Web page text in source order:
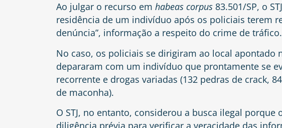
Ao julgar o recurso em habeas corpus 83.501/SP, o
residência de um indivíduo após os policiais terem
denúncia”, informação a respeito do crime de tráfico.
No caso, os policiais se dirigiram ao local apontado
depararam com um indivíduo que prontamente se
recorrente e drogas variadas (132 pedras de crack,
de maconha).
O STJ, no entanto, considerou a busca ilegal
diligência prévia para verificar a veracidade das